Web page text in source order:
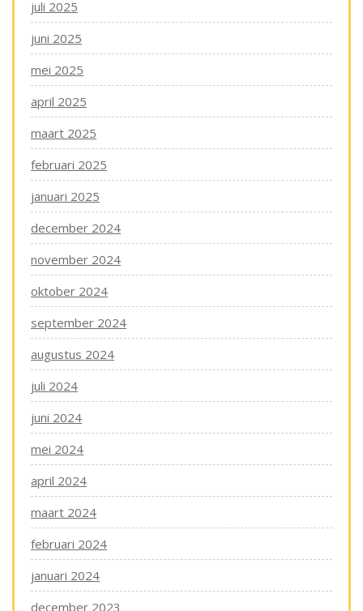
juli 2025
juni 2025
mei 2025
april 2025
maart 2025
februari 2025
januari 2025
december 2024
november 2024
oktober 2024
september 2024
augustus 2024
juli 2024
juni 2024
mei 2024
april 2024
maart 2024
februari 2024
januari 2024
december 2023